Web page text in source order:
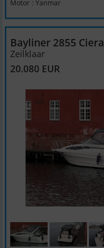
Motor : Yanmar
Bayliner 2855 Ciera
Zeilklaar
20.080 EUR